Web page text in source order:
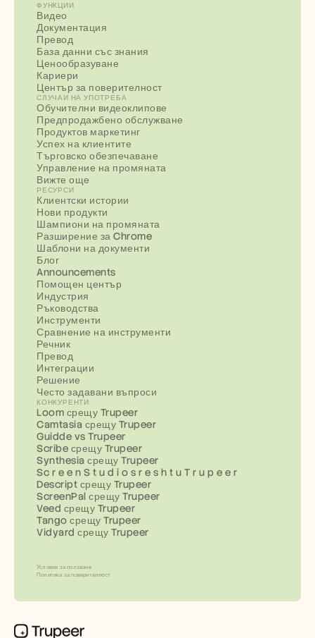
ФУНКЦИИ
Видео
Документация
Превод
База данни със знания
Ценообразуване
Кариери
Център за поверителност
СЛУЧАИ НА УПОТРЕБА
Обучителни видеоклипове
Предпродажбено обслужване
Продуктов маркетинг
Успех на клиентите
Търговско обезпечаване
Управление на промяната
Вижте още
РЕСУРСИ
Клиентски истории
Нови продукти
Шампиони на промяната
Разширение за Chrome
Шаблони на документи
Блог
Announcements
Помощен център
Индустрия
Ръководства
Инструменти
Сравнение на инструменти
Речник
Превод
Интеграции
Решение
Често задавани въпроси
КОНКУРЕНТИ
Loom срещу Trupeer
Camtasia срещу Trupeer
Guidde vs Trupeer
Scribe срещу Trupeer
Synthesia срещу Trupeer
Sc r e e n S t u d i o s r e s h t u T r u p e e r
Descript срещу Trupeer
ScreenPal срещу Trupeer
Veed срещу Trupeer
Tango срещу Trupeer
Vidyard срещу Trupeer
Условия за ползване
Политика за поверителност